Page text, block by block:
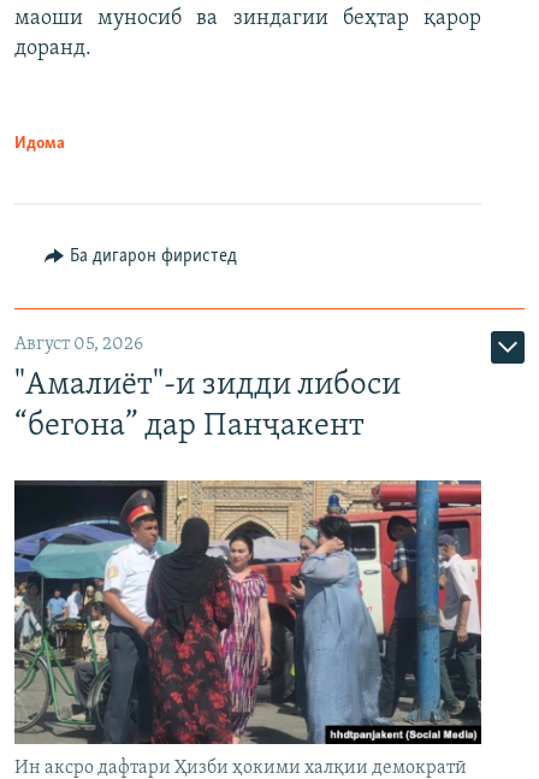
маоши муносиб ва зиндагии беҳтар қарор
доранд.
Идома
Ба дигарон фиристед
Август 05, 2026
"Амалиёт"-и зидди либоси
“бегона” дар Панҷакент
Ин аксро дафтари Ҳизби ҳокими халқии демократӣ